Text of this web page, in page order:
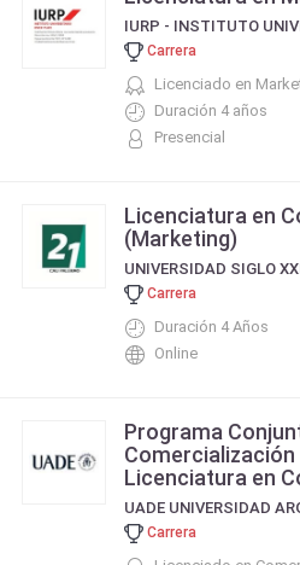
Carrera
Licenciado en
Duración 4 años
Presencial
Licenciatura en
(Marketing)
UNIVERSIDAD SIGLO
Carrera
Duración 4 Años
Online
Programa
Licenciatura en
Carrera